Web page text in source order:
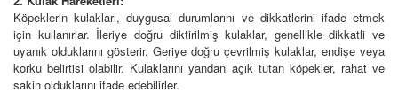
Köpeklerin kulakları, duygusal durumlarını ve dikkatlerini ifade etmek
için kullanırlar. İleriye doğru diktirilmiş kulaklar, genellikle dikkatli ve
uyanık olduklarını gösterir. Geriye doğru çevrilmiş kulaklar, endişe veya
korku belirtisi olabilir. Kulaklarını yandan açık tutan köpekler, rahat ve
sakin olduklarını ifade edebilirler.